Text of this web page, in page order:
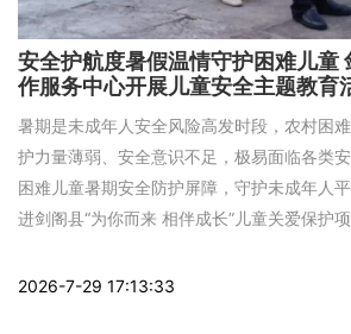
安全护航度暑假温情守护困难儿童
作服务中心开展儿童安全主题教育
暑期是未成年人安全风险高发时段，农村困
护力量薄弱、安全意识不足，极易面临各类
困难儿童暑期安全防护屏障，守护未成年人
进剑阁县“为你而来 相伴成长”儿童关爱保护
2026-7-29 17:13:33